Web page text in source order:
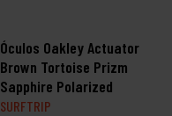
Óculos Oakley Actuator
Brown Tortoise Prizm
Sapphire Polarized
SURFTRIP